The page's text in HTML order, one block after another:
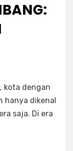
kota dengan
hanya dikenal
saja. Di era